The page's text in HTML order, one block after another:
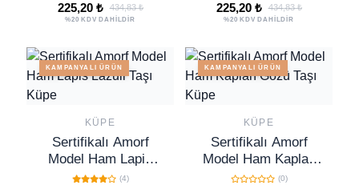
225,20 ₺ 434,83 ₺
%20 KDV DAHİLDİR
225,20 ₺ 434,83 ₺
%20 KDV DAHİLDİR
KAMPANYALI ÜRÜN
KÜPE
Sertifikalı Amorf
Model Ham Lapis
Lazuli Taşı Küpe
(4)
KAMPANYALI ÜRÜN
KÜPE
Sertifikalı Amorf
Model Ham Kaplan
Gözü Taşı Küpe
(0)